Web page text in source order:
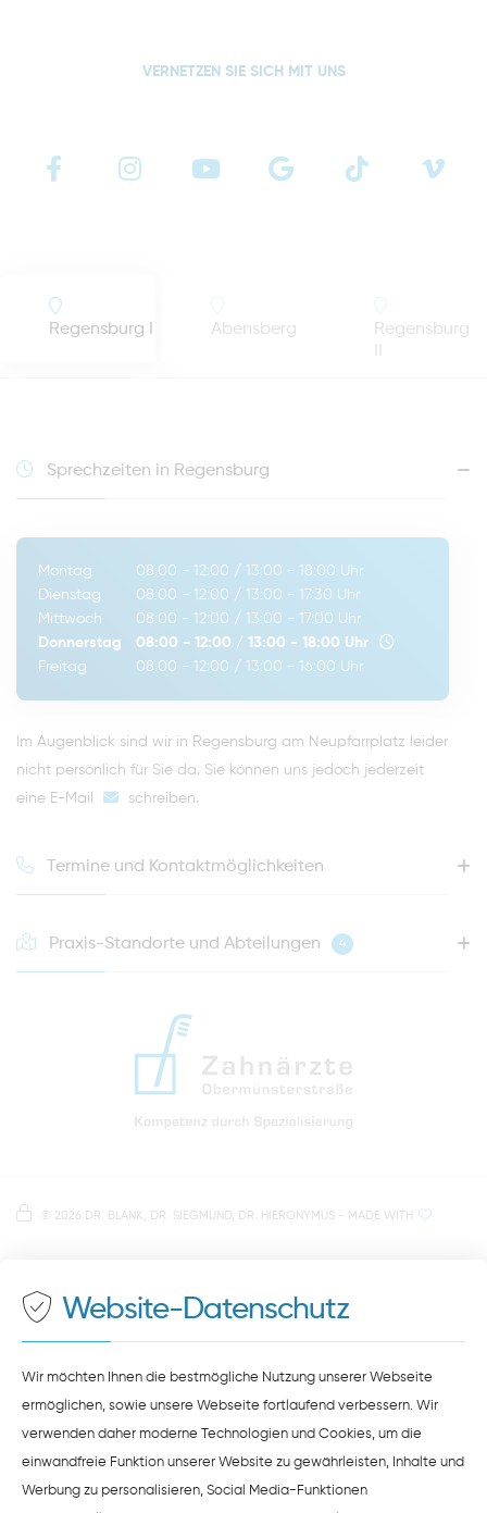
VERNETZEN SIE SICH MIT UNS
Regensburg I Abensberg
Regensburg
Sprechzeiten in Regensburg
Montag 08:00 - 12:00 / 13:00 - 18:00 Uhr
Dienstag
08:00 - 12:00 / 13:00 - 17:30 Uhr
Mittwoch
08:00 - 12:00 / 13:00 - 17:00 Uhr
Donnerstag
08:00 - 12:00 / 13:00 - 18:00 Uhr
Freitag
08:00 - 12:00 / 13:00 - 16:00 Uhr
Im Augenblick sind wir in Regensburg am Neupfarrplatz leider
nicht persönlich für Sie da. Sie können uns jedoch jederzeit
eine E-Mail
schreiben.
Termine und Kontaktmöglichkeiten
info@zahnaerzte-in-regensburg.de
Praxis-Standorte und Abteilungen 4
zustimmen.
ZUSTIMMEN
HINWEISE ZUM DATENSCHUTZ
© 2026 DR. BLANK, DR. SIEGMUND, DR. HIERONYMUS - MADE WITH
Website-Datenschutz
Wir möchten Ihnen die bestmögliche Nutzung unserer Webseite
ermöglichen, sowie unsere Webseite fortlaufend verbessern. Wir
verwenden daher moderne Technologien und Cookies, um die
einwandfreie Funktion unserer Website zu gewährleisten, Inhalte und
Werbung zu personalisieren, Social Media-Funktionen